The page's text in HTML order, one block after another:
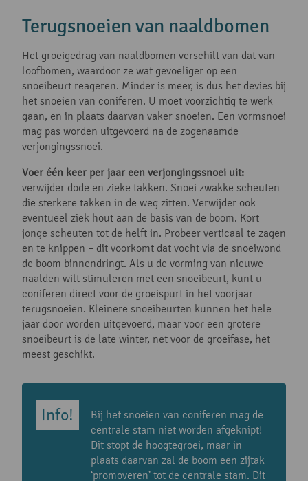
Terugsnoeien van naaldbomen
Het groeigedrag van naaldbomen verschilt van dat van
loofbomen, waardoor ze wat gevoeliger op een
snoeibeurt reageren. Minder is meer, is dus het devies bij
het snoeien van coniferen. U moet voorzichtig te werk
gaan, en in plaats daarvan vaker snoeien. Een vormsnoei
mag pas worden uitgevoerd na de zogenaamde
verjongingssnoei.
Voer één keer per jaar een verjongingssnoei uit:
verwijder dode en zieke takken. Snoei zwakke scheuten
die sterkere takken in de weg zitten. Verwijder ook
eventueel ziek hout aan de basis van de boom. Kort
jonge scheuten tot de helft in. Probeer verticaal te zagen
en te knippen – dit voorkomt dat vocht via de snoeiwond
de boom binnendringt. Als u de vorming van nieuwe
naalden wilt stimuleren met een snoeibeurt, kunt u
coniferen direct voor de groeispurt in het voorjaar
terugsnoeien. Kleinere snoeibeurten kunnen het hele
jaar door worden uitgevoerd, maar voor een grotere
snoeibeurt is de late winter, net voor de groeifase, het
meest geschikt.
Bij het snoeien van coniferen mag de
centrale stam niet worden afgeknipt!
Dit stopt de hoogtegroei, maar in
plaats daarvan zal de boom een zijtak
‘promoveren’ tot de centrale stam. Dit